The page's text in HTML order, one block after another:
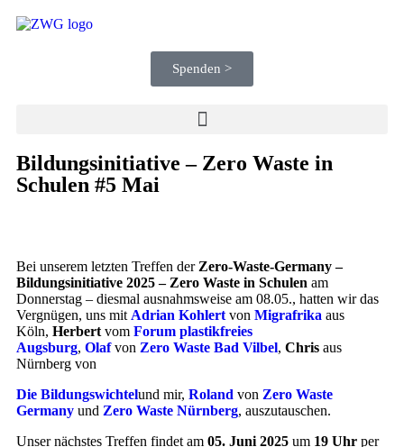
Spenden >
Bildungsinitiative – Zero Waste in
Schulen #5 Mai
Bei unserem letzten Treffen der Zero-Waste-Germany –
Bildungsinitiative 2025 – Zero Waste in Schulen am
Donnerstag – diesmal ausnahmsweise am 08.05., hatten wir das
Vergnügen, uns mit Adrian Kohlert von Migrafrika aus
Köln, Herbert vom Forum plastikfreies
Augsburg, Olafvon Zero Waste Bad Vilbel, Chris aus
Nürnberg von
Die Bildungswichtelund mir, Roland von Zero Waste
Germany und Zero Waste Nürnberg, auszutauschen.
Unser nächstes Treffen findet am 05. Juni 2025 um 19 Uhr per